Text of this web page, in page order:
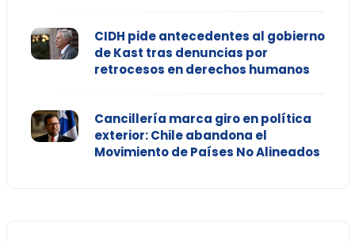
CIDH pide antecedentes al gobierno
de Kast tras denuncias por
retrocesos en derechos humanos
Cancillería marca giro en política
exterior: Chile abandona el
Movimiento de Países No Alineados